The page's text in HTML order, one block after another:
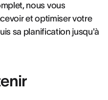
nous vous
et optimiser votre
sa planification jusqu'à